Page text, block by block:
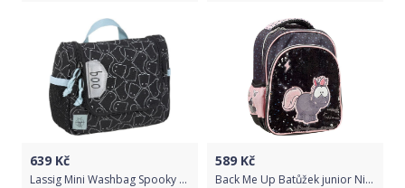
639 Kč
Lassig Mini Washbag Spooky - black uni
589 Kč
Back Me Up Batůžek junior Nici Jednorožec Carbon Flash